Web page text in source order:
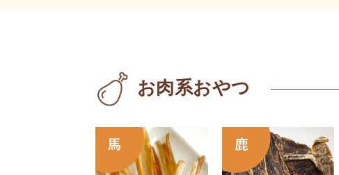
お肉系おやつ